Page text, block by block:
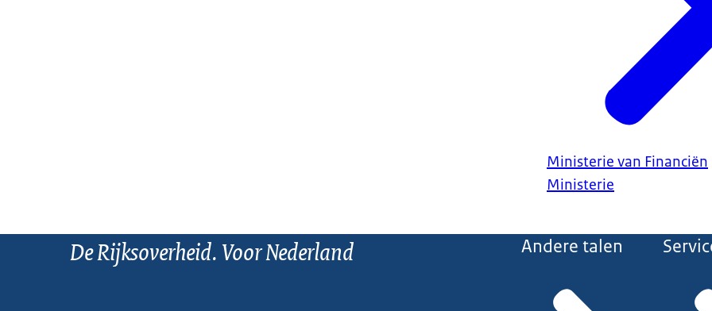
Ministerie van Financiën
Ministerie
De Rijksoverheid. Voor Nederland Andere talen